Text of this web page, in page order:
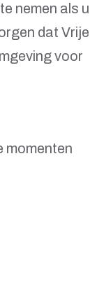
nemen als u
dat Vrije
voor
momenten